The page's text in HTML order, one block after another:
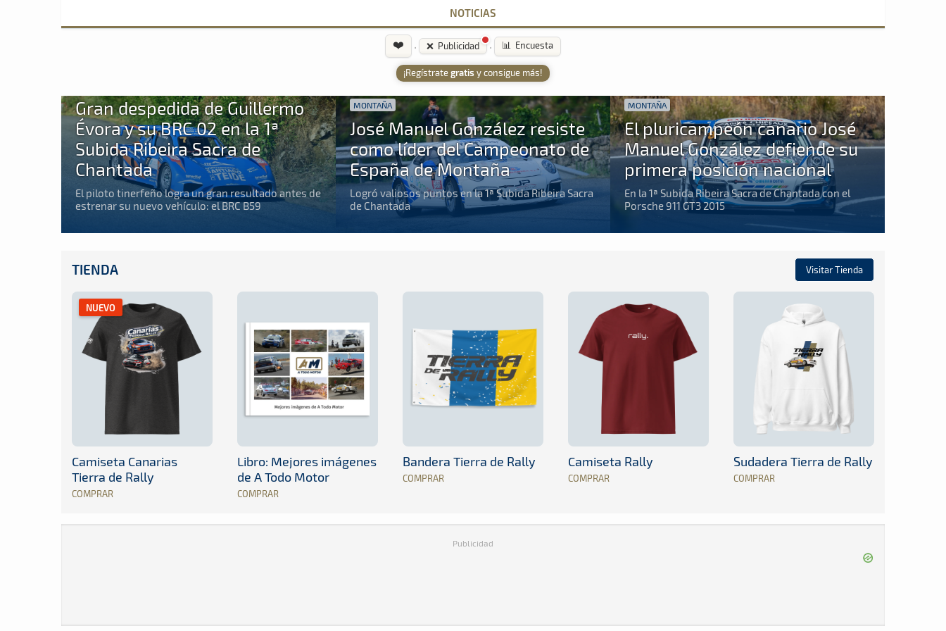
NOTICIAS
❤️ · ❌ Publicidad · 📊 Encuesta
¡Regístrategratis y consigue más!
Gran despedida de Guillermo
Évora y su BRC 02 en la 1ª
Subida Ribeira Sacra de
Chantada
El piloto tinerfeño logra un gran resultado antes de
estrenar su nuevo vehículo: el BRC B59
MONTAÑA
José Manuel González resiste
como líder del Campeonato de
España de Montaña
Logró valiosos puntos en la 1ª Subida Ribeira Sacra
de Chantada
MONTAÑA
El pluricampeón canario José
Manuel González defiende su
primera posición nacional
En la 1ª Subida Ribeira Sacra de Chantada con el
Porsche 911 GT3 2015
TIENDA Visitar Tienda
NUEVO
Camiseta Canarias
Tierra de Rally
COMPRAR
Libro: Mejores imágenes
de A Todo Motor
COMPRAR
Bandera Tierra de Rally
COMPRAR
Camiseta Rally
COMPRAR
Sudadera Tierra de Rally
COMPRAR
Publicidad